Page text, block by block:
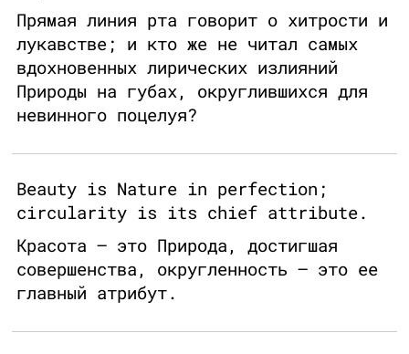
Прямая линия рта говорит о хитрости и
лукавстве; и кто же не читал самых
вдохновенных лирических излияний
Природы на губах, округлившихся для
невинного поцелуя?
Beauty is Nature in perfection;
circularity is its chief attribute.
Красота – это Природа, достигшая
совершенства, округленность – это ее
главный атрибут.